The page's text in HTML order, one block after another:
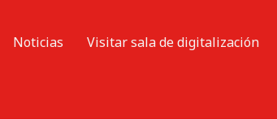
Noticias
Visitar sala de digitalización